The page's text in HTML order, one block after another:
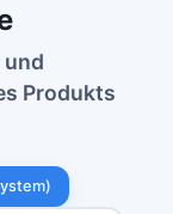
Produkts